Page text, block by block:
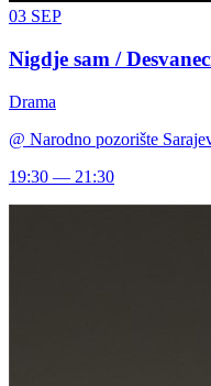
03 SEP
Nigdje sam /
Drama
@ Narodno pozorište
19:30 — 21:30